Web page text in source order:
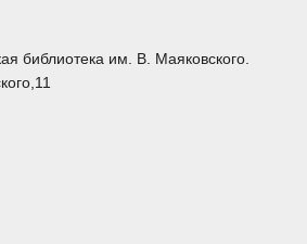
библиотека им. В. Маяковского.